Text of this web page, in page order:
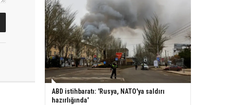
ABD istihbaratı: 'Rusya, NATO'ya saldırı
hazırlığında'